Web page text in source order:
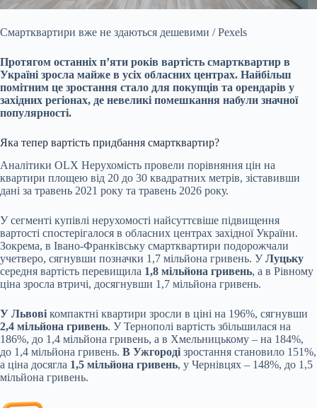
Смартквартири вже не здаються дешевими / Pexels
Протягом останніх п’яти років вартість смартквартир в
Україні зросла майже в усіх обласних центрах. Найбільш
помітним це зростання стало для покупців та орендарів у
західних регіонах, де невеликі помешкання набули значної
популярності.
Яка тепер вартість придбання смартквартир?
Аналітики OLX Нерухомість провели порівняння цін на
квартири площею від 20 до 30 квадратних метрів, зіставивши
дані за травень 2021 року та травень 2026 року.
У сегменті купівлі нерухомості найсуттєвіше підвищення
вартості спостерігалося в обласних центрах західної України.
Зокрема, в Івано-Франківську смартквартири подорожчали
учетверо, сягнувши позначки 1,7 мільйона гривень. УЛуцьку
середня вартість перевищила 1,8 мільйона гривень, а в Рівному
ціна зросла втричі, досягнувши 1,7 мільйона гривень.
У Львові компактні квартири зросли в ціні на 196%, сягнувши
2,4 мільйона гривень. У Тернополі вартість збільшилася на
186%, до 1,4 мільйона гривень, а в Хмельницькому – на 184%,
до 1,4 мільйона гривень. В Ужгороді зростання становило 151%,
а ціна досягла 1,5 мільйона гривень, у Чернівцях – 148%, до 1,5
мільйона гривень.